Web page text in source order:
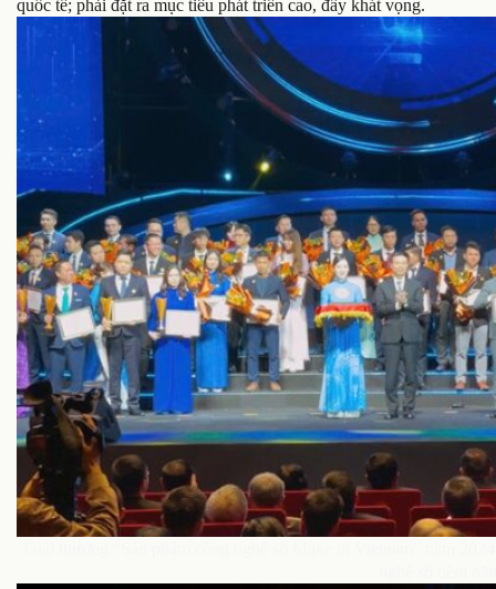
quốc tế; phải đặt ra mục tiêu phát triển cao, đầy khát vọng.